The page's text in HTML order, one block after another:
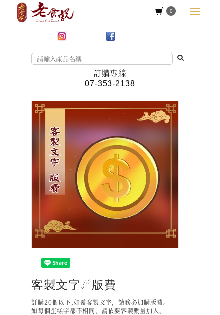
0
訂購專線
07-353-2138
客製文字☄版費
訂購20個以下,如需客製文字，請務必加購版費。
如每個蛋糕字都不相同，請依要客製數量加入。